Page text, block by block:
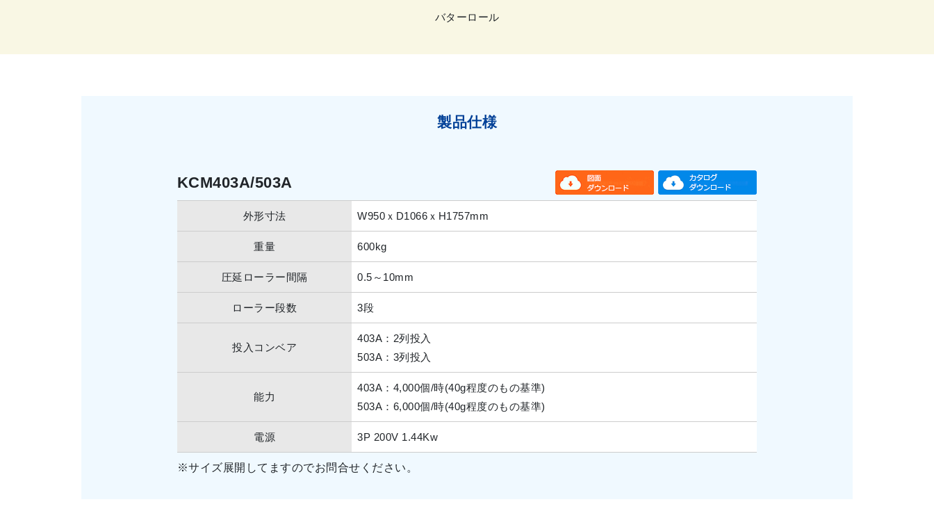
バターロール
製品仕様
KCM403A/503A
外形寸法 W950ｘD1066ｘH1757mm
重量 600kg
圧延ローラー間隔 0.5～10mm
ローラー段数 3段
投入コンベア
403A：2列投入
503A：3列投入
能力
403A：4,000個/時(40g程度のもの基準)
503A：6,000個/時(40g程度のもの基準)
電源 3P 200V 1.44Kw
※サイズ展開してますのでお問合せください。